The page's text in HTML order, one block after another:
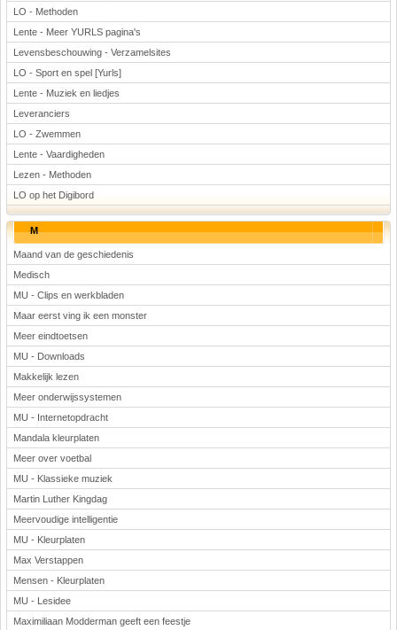
LO - Methoden
Lente - Meer YURLS pagina's
Levensbeschouwing - Verzamelsites
LO - Sport en spel [Yurls]
Lente - Muziek en liedjes
Leveranciers
LO - Zwemmen
Lente - Vaardigheden
Lezen - Methoden
LO op het Digibord
M
Maand van de geschiedenis
Medisch
MU - Clips en werkbladen
Maar eerst ving ik een monster
Meer eindtoetsen
MU - Downloads
Makkelijk lezen
Meer onderwijssystemen
MU - Internetopdracht
Mandala kleurplaten
Meer over voetbal
MU - Klassieke muziek
Martin Luther Kingdag
Meervoudige intelligentie
MU - Kleurplaten
Max Verstappen
Mensen - Kleurplaten
MU - Lesidee
Maximiliaan Modderman geeft een feestje